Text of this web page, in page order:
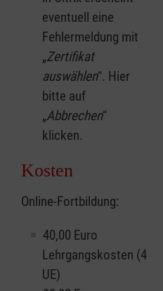
eventuell eine
Fehlermeldung mit
„Zertifikat
auswählen“. Hier
bitte auf
„Abbrechen“
klicken.
Kosten
Online-Fortbildung:
40,00 Euro
Lehrgangskosten (4
UE)